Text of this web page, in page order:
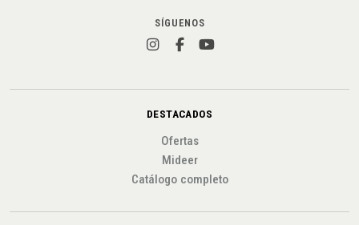
SÍGUENOS
DESTACADOS
Ofertas
Mideer
Catálogo completo